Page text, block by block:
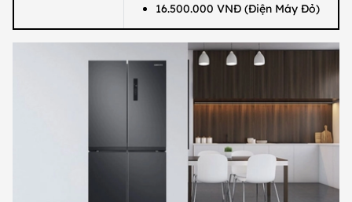
16.500.000 VNĐ (Điện Máy Đỏ)